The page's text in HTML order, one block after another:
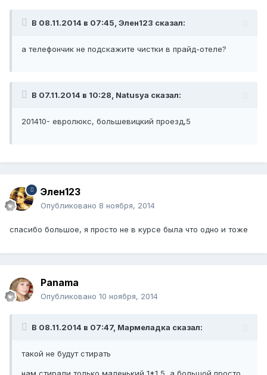
В 08.11.2014 в 07:45, Элен123 сказал:
а телефончик не подскажите чистки в прайд-отеле?
В 07.11.2014 в 10:28, Natusya сказал:
201410- евролюкс, большевицкий проезд,5
Элен123
Опубликовано 8 ноября, 2014
спасибо большое, я просто не в курсе была что одно и тоже
Panama
Опубликовано 10 ноября, 2014
В 08.11.2014 в 07:47, Мармеладка сказал:
такой не будут стирать